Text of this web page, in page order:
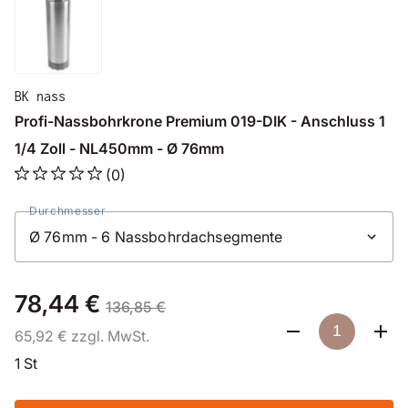
BK nass
Profi-Nassbohrkrone Premium 019-DIK - Anschluss 1
1/4 Zoll - NL450mm - Ø 76mm
(0)
Durchmesser
78,44 € 136,85 €
65,92 € zzgl. MwSt.
1 St